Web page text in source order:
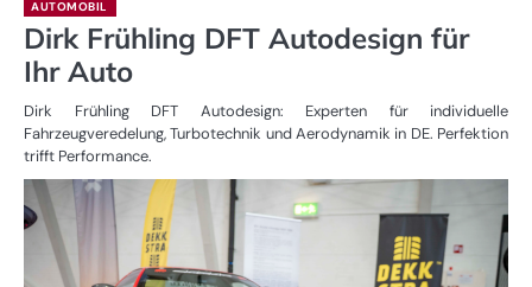
AUTOMOBIL
Dirk Frühling DFT Autodesign für
Ihr Auto
Dirk Frühling DFT Autodesign: Experten für individuelle
Fahrzeugveredelung, Turbotechnik und Aerodynamik in DE. Perfektion
trifft Performance.